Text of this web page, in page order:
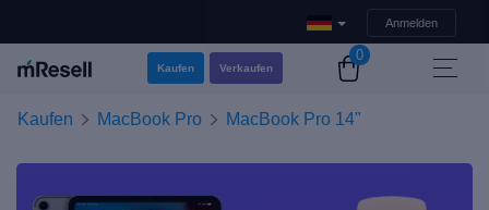
Anmelden
Kaufen Verkaufen
0
Kaufen MacBook Pro MacBook Pro 14"